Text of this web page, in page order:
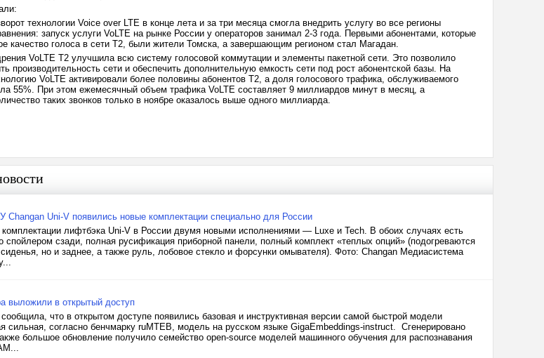
технологии Voice over LTE в конце лета и за три месяца смогла внедрить услугу во все регионы
запуск услуги VoLTE на рынке России у операторов занимал 2-3 года. Первыми абонентами, которые
качество голоса в сети Т2, были жители Томска, а завершающим регионом стал Магадан.
VoLTE Т2 улучшила всю систему голосовой коммутации и элементы пакетной сети. Это позволило
производительность сети и обеспечить дополнительную емкость сети под рост абонентской базы. На
VoLTE активировали более половины абонентов Т2, а доля голосового трафика, обслуживаемого
55%. При этом ежемесячный объем трафика VoLTE составляет 9 миллиардов минут в месяц, а
таких звонков только в ноябре оказалось выше одного миллиарда.
Changan Uni-V появились новые комплектации специально для России
лифтбэка Uni-V в России двумя новыми исполнениями — Luxe и Tech. В обоих случаях есть
спойлером сзади, полная русификация приборной панели, полный комплект «теплых опций» (подогреваются
но и заднее, а также руль, лобовое стекло и форсунки омывателя). Фото: Changan Медиасистема
выложили в открытый доступ
что в открытом доступе появились базовая и инструктивная версии самой быстрой модели
сильная, согласно бенчмарку ruMTEB, модель на русском языке GigaEmbeddings-instruct. Сгенерировано
большое обновление получило семейство open-source моделей машинного обучения для распознавания